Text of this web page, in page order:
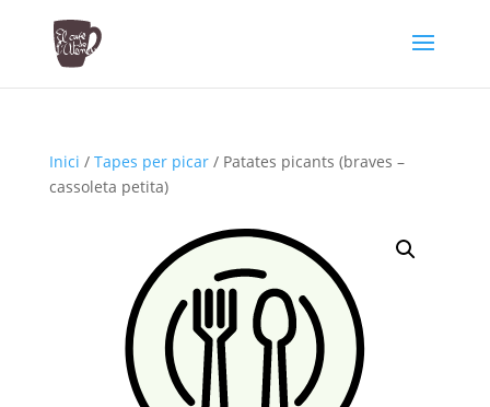
Inici / Tapes per picar/ Patates picants (braves –
cassoleta petita)